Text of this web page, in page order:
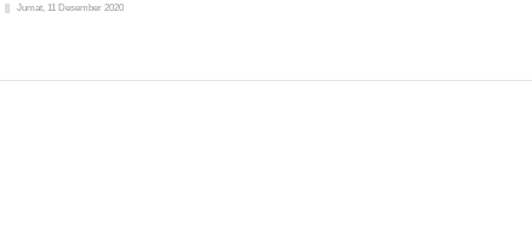
Jumat, 11 Desember 2020